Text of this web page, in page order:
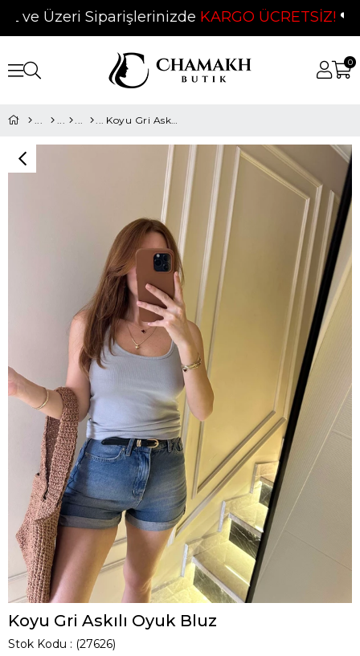
Üzeri SiparişlerinizdeKARGO ÜCRETSİZ! ❤
0
Koyu Gri Askılı Oyuk Bluz
Koyu Gri Askılı Oyuk Bluz
Stok Kodu (27626)